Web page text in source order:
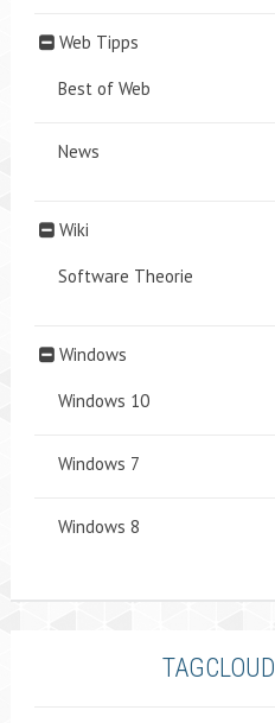
Web Tipps
Best of Web
News
Wiki
Software Theorie
Windows
Windows 10
Windows 7
Windows 8
TAGCLOUD